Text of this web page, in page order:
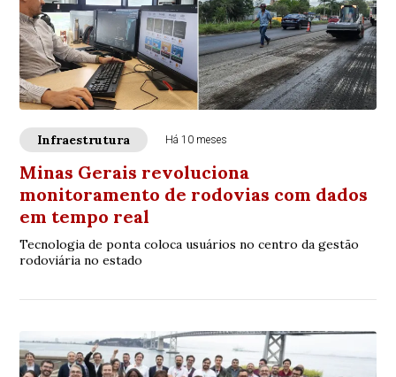
Infraestrutura Há 10 meses
Minas Gerais revoluciona
monitoramento de rodovias com dados
em tempo real
Tecnologia de ponta coloca usuários no centro da gestão
rodoviária no estado